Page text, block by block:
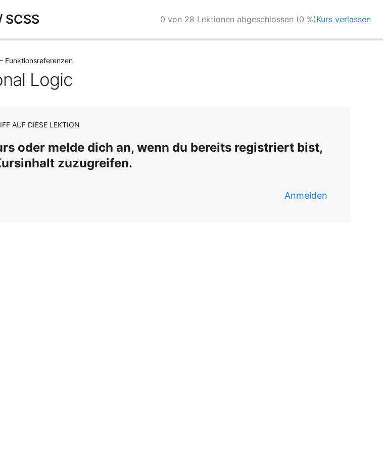
0 von 28 Lektionen abgeschlossen (0 %)Kurs verlassen
Funktionsreferenzen
Logic
AUF DIESE LEKTION
oder melde dich an, wenn du bereits registriert bist,
zuzugreifen.
Anmelden